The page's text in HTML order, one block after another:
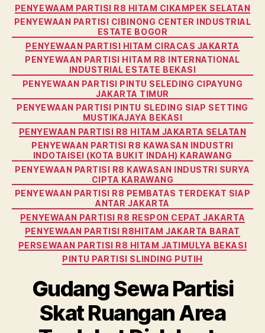
PENYEWAAM PARTISI R8 HITAM CIKAMPEK SELATAN
PENYEWAAN PARTISI CIBINONG CENTER INDUSTRIAL
ESTATE BOGOR
PENYEWAAN PARTISI HITAM CIRACAS JAKARTA
PENYEWAAN PARTISI HITAM R8 INTERNATIONAL
INDUSTRIAL ESTATE BEKASI
PENYEWAAN PARTISI PINTU SELEDING CIPAYUNG
JAKARTA TIMUR
PENYEWAAN PARTISI PINTU SLEDING SIAP SETTING
MUSTIKAJAYA BEKASI
PENYEWAAN PARTISI R8 HITAM JAKARTA SELATAN
PENYEWAAN PARTISI R8 KAWASAN INDUSTRI
INDOTAISEI (KOTA BUKIT INDAH) KARAWANG
PENYEWAAN PARTISI R8 KAWASAN INDUSTRI SURYA
CIPTA KARAWANG
PENYEWAAN PARTISI R8 PEMBATAS TERDEKAT SIAP
ANTAR JAKARTA
PENYEWAAN PARTISI R8 RESPON CEPAT JAKARTA
PENYEWAAN PARTISI R8HITAM JAKARTA BARAT
PERSEWAAN PARTISI R8 HITAM JATIMULYA BEKASI
PINTU PARTISI SLINDING PUTIH
Gudang Sewa Partisi
Skat Ruangan Area